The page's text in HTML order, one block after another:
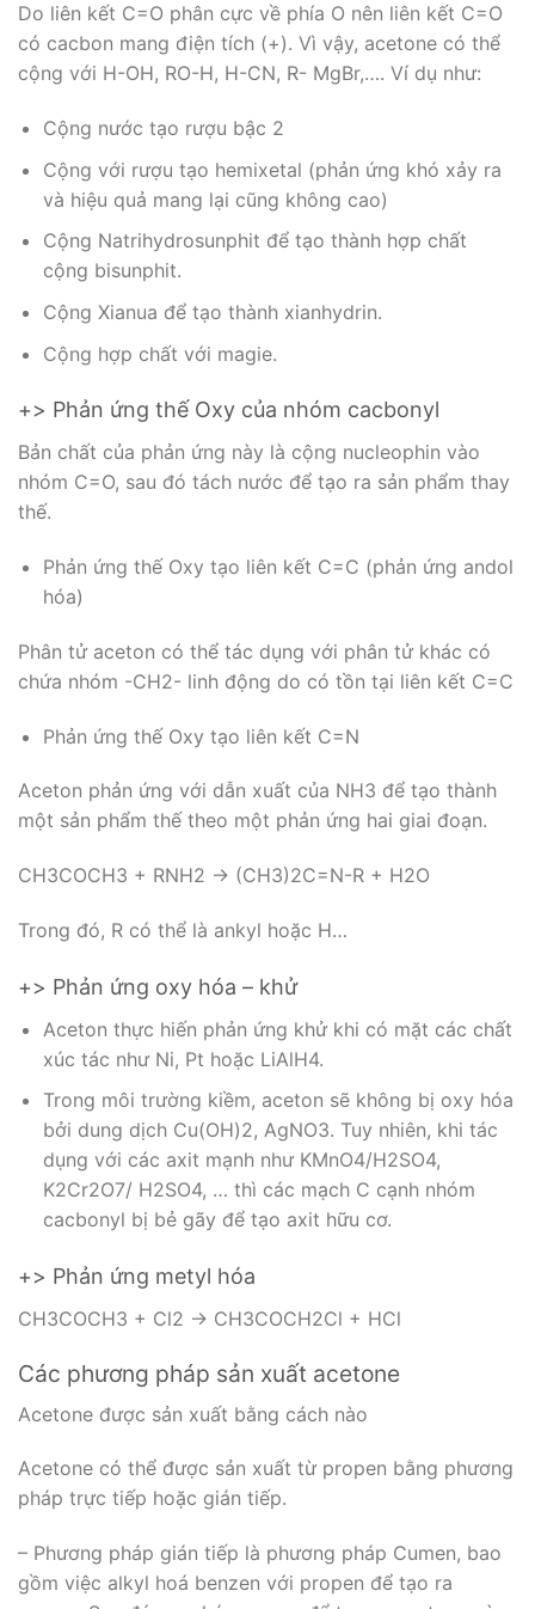
Do liên kết C=O phân cực về phía O nên liên kết C=O
có cacbon mang điện tích (+). Vì vậy, acetone có thể
cộng với H-OH, RO-H, H-CN, R- MgBr,…. Ví dụ như:
Cộng nước tạo rượu bậc 2
Cộng với rượu tạo hemixetal (phản ứng khó xảy ra
và hiệu quả mang lại cũng không cao)
Cộng Natrihydrosunphit để tạo thành hợp chất
cộng bisunphit.
Cộng Xianua để tạo thành xianhydrin.
Cộng hợp chất với magie.
+> Phản ứng thế Oxy của nhóm cacbonyl
Bản chất của phản ứng này là cộng nucleophin vào
nhóm C=O, sau đó tách nước để tạo ra sản phẩm thay
thế.
Phản ứng thế Oxy tạo liên kết C=C (phản ứng andol
hóa)
Phân tử aceton có thể tác dụng với phân tử khác có
chứa nhóm -CH2- linh động do có tồn tại liên kết C=C
Phản ứng thế Oxy tạo liên kết C=N
Aceton phản ứng với dẫn xuất của NH3 để tạo thành
một sản phẩm thế theo một phản ứng hai giai đoạn.
CH3COCH3 + RNH2 → (CH3)2C=N-R + H2O
Trong đó, R có thể là ankyl hoặc H…
+> Phản ứng oxy hóa – khử
Aceton thực hiến phản ứng khử khi có mặt các chất
xúc tác như Ni, Pt hoặc LiAlH4.
Trong môi trường kiềm, aceton sẽ không bị oxy hóa
bởi dung dịch Cu(OH)2, AgNO3. Tuy nhiên, khi tác
dụng với các axit mạnh như KMnO4/H2SO4,
K2Cr2O7/ H2SO4, … thì các mạch C cạnh nhóm
cacbonyl bị bẻ gãy để tạo axit hữu cơ.
+> Phản ứng metyl hóa
CH3COCH3 + Cl2 → CH3COCH2Cl + HCl
Các phương pháp sản xuất acetone
Acetone được sản xuất bằng cách nào
Acetone có thể được sản xuất từ propen bằng phương
pháp trực tiếp hoặc gián tiếp.
– Phương pháp gián tiếp là phương pháp Cumen, bao
gồm việc alkyl hoá benzen với propen để tạo ra